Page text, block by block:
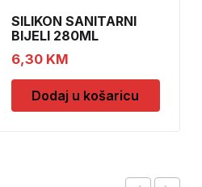
SILIKON SANITARNI
BIJELI 280ML
6,30 KM
Dodaj u košaricu